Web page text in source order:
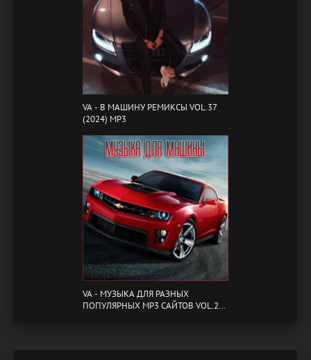
VA - B МАШИНУ РЕМИКСЫ VOL.37
(2024) MP3
VA - МУЗЫКА ДЛЯ РАЗНЫХ
ПОПУЛЯРНЫХ MP3 САЙТОВ VOL.20